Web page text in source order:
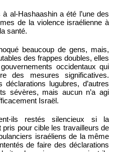
al-Hashaashin a été l’une des
de la violence israélienne à
santé.
beaucoup de gens, mais,
des frappes doubles, elles
occidentaux qui
des mesures significatives.
lugubres, d’autres
sévères, mais aucun n’a agi
Israël.
ils restés silencieux si la
pour cible les travailleurs de
israéliens de la même
de faire des déclarations